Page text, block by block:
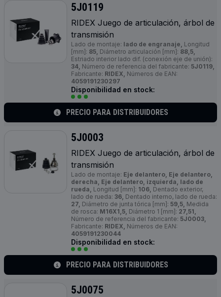
5J0119
RIDEX Juego de articulación, árbol de
transmisión
Lado de montaje: lado de engranaje, Longitud
[mm]: 85, Diámetro articulación [mm]: 88,5,
Estriado interior lado dif. (conexión eje de unión):
34, Número de referencia del fabricante: 5J0119,
Fabricante: RIDEX, Números de EAN:
4059191230297
Disponibilidad en stock:
PRECIO PARA DISTRIBUIDORES
5J0003
RIDEX Juego de articulación, árbol de
transmisión
Lado de montaje: Eje delantero, Eje delantero,
derecha, Eje delantero, izquierda, lado de
rueda, Longitud [mm]: 106, Dentado exterior,
lado de rueda: 36, Dentado interno, lado de rueda:
27, Diámetro de junta tórica [mm]: 59,5, Medida
de rosca: M16X1,5, Diámetro 1 [mm]: 27,51,
Número de referencia del fabricante: 5J0003,
Fabricante: RIDEX, Números de EAN:
4059191230044
Disponibilidad en stock:
PRECIO PARA DISTRIBUIDORES
5J0075